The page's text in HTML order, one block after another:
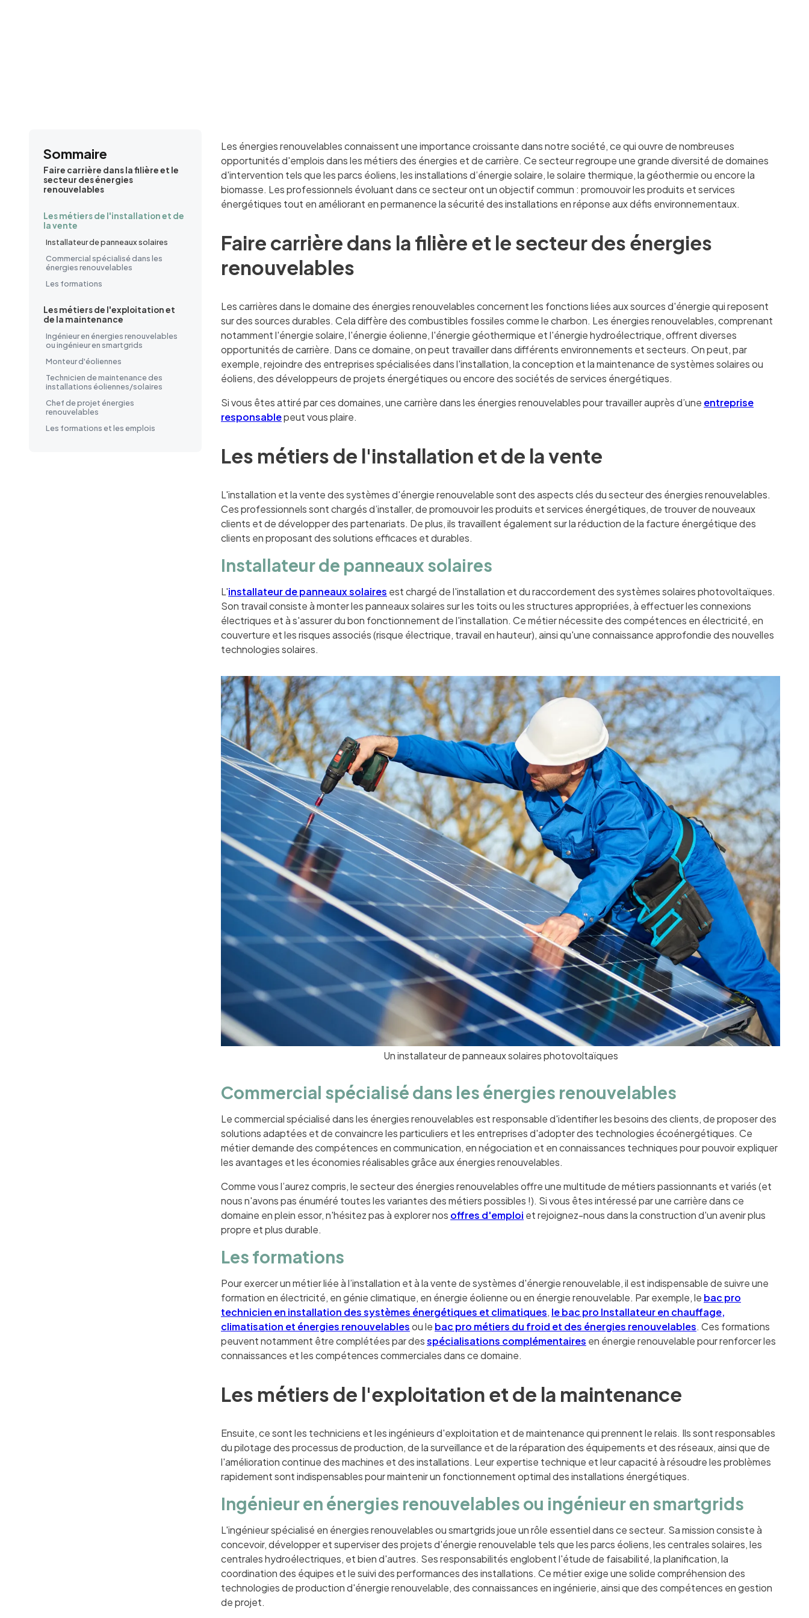
Sommaire
Faire carrière dans la filière et le
secteur des énergies
renouvelables
Les métiers de l'installation et de
la vente
Installateur de panneaux solaires
Commercial spécialisé dans les
énergies renouvelables
Les formations
Les métiers de l'exploitation et
de la maintenance
Ingénieur en énergies renouvelables
ou ingénieur en smartgrids
Monteur d'éoliennes
Technicien de maintenance des
installations éoliennes/solaires
Chef de projet énergies
renouvelables
Les formations et les emplois
Les énergies renouvelables connaissent une importance croissante dans notre société, ce qui ouvre de nombreuses
opportunités d'emplois dans les métiers des énergies et de carrière. Ce secteur regroupe une grande diversité de domaines
d'intervention tels que les parcs éoliens, les installations d’énergie solaire, le solaire thermique, la géothermie ou encore la
biomasse. Les professionnels évoluant dans ce secteur ont un objectif commun : promouvoir les produits et services
énergétiques tout en améliorant en permanence la sécurité des installations en réponse aux défis environnementaux.
Faire carrière dans la filière et le secteur des énergies
renouvelables
Les carrières dans le domaine des énergies renouvelables concernent les fonctions liées aux sources d'énergie qui reposent
sur des sources durables. Cela diffère des combustibles fossiles comme le charbon. Les énergies renouvelables, comprenant
notamment l'énergie solaire, l'énergie éolienne, l'énergie géothermique et l'énergie hydroélectrique, offrent diverses
opportunités de carrière. Dans ce domaine, on peut travailler dans différents environnements et secteurs. On peut, par
exemple, rejoindre des entreprises spécialisées dans l'installation, la conception et la maintenance de systèmes solaires ou
éoliens, des développeurs de projets énergétiques ou encore des sociétés de services énergétiques.
Si vous êtes attiré par ces domaines, une carrière dans les énergies renouvelables pour travailler auprès d’une entreprise
responsablepeut vous plaire.
Les métiers de l'installation et de la vente
L'installation et la vente des systèmes d'énergie renouvelable sont des aspects clés du secteur des énergies renouvelables.
Ces professionnels sont chargés d’installer, de promouvoir les produits et services énergétiques, de trouver de nouveaux
clients et de développer des partenariats. De plus, ils travaillent également sur la réduction de la facture énergétique des
clients en proposant des solutions efficaces et durables.
Installateur de panneaux solaires
L'installateur de panneaux solaires est chargé de l'installation et du raccordement des systèmes solaires photovoltaïques.
Son travail consiste à monter les panneaux solaires sur les toits ou les structures appropriées, à effectuer les connexions
électriques et à s'assurer du bon fonctionnement de l'installation. Ce métier nécessite des compétences en électricité, en
couverture et les risques associés (risque électrique, travail en hauteur), ainsi qu'une connaissance approfondie des nouvelles
technologies solaires.
Un installateur de panneaux solaires photovoltaïques
Commercial spécialisé dans les énergies renouvelables
Le commercial spécialisé dans les énergies renouvelables est responsable d'identifier les besoins des clients, de proposer des
solutions adaptées et de convaincre les particuliers et les entreprises d'adopter des technologies écoénergétiques. Ce
métier demande des compétences en communication, en négociation et en connaissances techniques pour pouvoir expliquer
les avantages et les économies réalisables grâce aux énergies renouvelables.
Comme vous l’aurez compris, le secteur des énergies renouvelables offre une multitude de métiers passionnants et variés (et
nous n'avons pas énuméré toutes les variantes des métiers possibles !). Si vous êtes intéressé par une carrière dans ce
domaine en plein essor, n'hésitez pas à explorer nos offres d'emploi et rejoignez-nous dans la construction d'un avenir plus
propre et plus durable.
Les formations
Pour exercer un métier liée à l’installation et à la vente de systèmes d'énergie renouvelable, il est indispensable de suivre une
formation en électricité, en génie climatique, en énergie éolienne ou en énergie renouvelable. Par exemple, le bac pro
technicien en installation des systèmes énergétiques et climatiques, le bac pro Installateur en chauffage,
climatisation et énergies renouvelablesou le bac pro métiers du froid et des énergies renouvelables. Ces formations
peuvent notamment être complétées par desspécialisations complémentaires en énergie renouvelable pour renforcer les
connaissances et les compétences commerciales dans ce domaine.
Les métiers de l'exploitation et de la maintenance
Ensuite, ce sont les techniciens et les ingénieurs d'exploitation et de maintenance qui prennent le relais. Ils sont responsables
du pilotage des processus de production, de la surveillance et de la réparation des équipements et des réseaux, ainsi que de
l'amélioration continue des machines et des installations. Leur expertise technique et leur capacité à résoudre les problèmes
rapidement sont indispensables pour maintenir un fonctionnement optimal des installations énergétiques.
Ingénieur en énergies renouvelables ou ingénieur en smartgrids
L'ingénieur spécialisé en énergies renouvelables ou smartgrids joue un rôle essentiel dans ce secteur. Sa mission consiste à
concevoir, développer et superviser des projets d'énergie renouvelable tels que les parcs éoliens, les centrales solaires, les
centrales hydroélectriques, et bien d'autres. Ses responsabilités englobent l'étude de faisabilité, la planification, la
coordination des équipes et le suivi des performances des installations. Ce métier exige une solide compréhension des
technologies de production d'énergie renouvelable, des connaissances en ingénierie, ainsi que des compétences en gestion
de projet.